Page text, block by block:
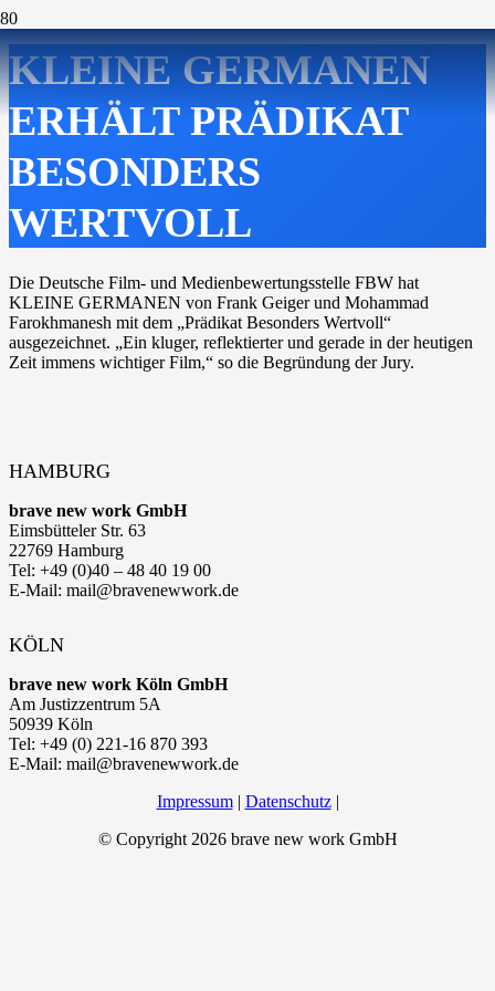
KLEINE GERMANEN
ERHÄLT PRÄDIKAT
BESONDERS
WERTVOLL
Die Deutsche Film- und Medienbewertungsstelle FBW hat
KLEINE GERMANEN von Frank Geiger und Mohammad
Farokhmanesh mit dem „Prädikat Besonders Wertvoll“
ausgezeichnet. „Ein kluger, reflektierter und gerade in der heutigen
Zeit immens wichtiger Film,“ so die Begründung der Jury.
HAMBURG
brave new work GmbH
Eimsbütteler Str. 63
22769 Hamburg
Tel: +49 (0)40 – 48 40 19 00
E-Mail: mail@bravenewwork.de
KÖLN
brave new work Köln GmbH
Am Justizzentrum 5A
50939 Köln
Tel: +49 (0) 221-16 870 393
E-Mail: mail@bravenewwork.de
Impressum| Datenschutz|
© Copyright 2026 brave new work GmbH